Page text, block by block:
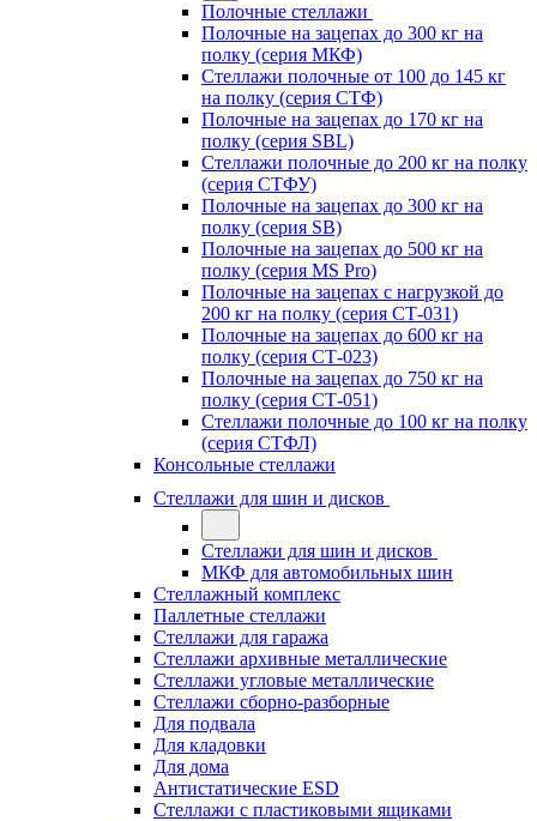
Полочные стеллажи
Полочные на зацепах до 300 кг на
полку (серия МКФ)
Стеллажи полочные от 100 до 145 кг
на полку (серия СТФ)
Полочные на зацепах до 170 кг на
полку (серия SBL)
Стеллажи полочные до 200 кг на полку
(серия СТФУ)
Полочные на зацепах до 300 кг на
полку (серия SB)
Полочные на зацепах до 500 кг на
полку (серия MS Pro)
Полочные на зацепах с нагрузкой до
200 кг на полку (серия СТ-031)
Полочные на зацепах до 600 кг на
полку (серия СТ-023)
Полочные на зацепах до 750 кг на
полку (серия СТ-051)
Стеллажи полочные до 100 кг на полку
(серия СТФЛ)
Консольные стеллажи
Стеллажи для шин и дисков
Стеллажи для шин и дисков
МКФ для автомобильных шин
Стеллажный комплекс
Паллетные стеллажи
Стеллажи для гаража
Стеллажи архивные металлические
Стеллажи угловые металлические
Стеллажи сборно-разборные
Для подвала
Для кладовки
Для дома
Антистатические ESD
Стеллажи с пластиковыми ящиками